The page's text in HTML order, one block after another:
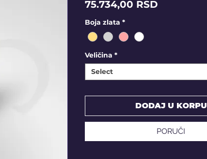
75.734,00 RSD
Boja zlata *
Veličina *
Select
DODAJ U KORPU
PORUČI